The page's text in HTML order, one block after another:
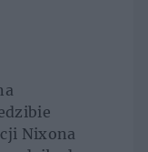
Nixona